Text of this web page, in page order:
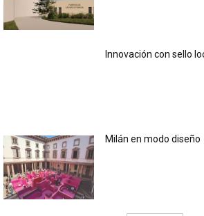
Innovación con sello
Milán en modo diseño